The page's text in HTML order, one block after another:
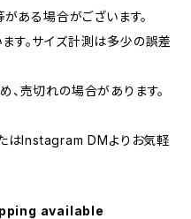
ある場合がございます。
す。サイズ計測は多少の誤差
売切れの場合があります。
たはInstagram DMよりお気軽
available